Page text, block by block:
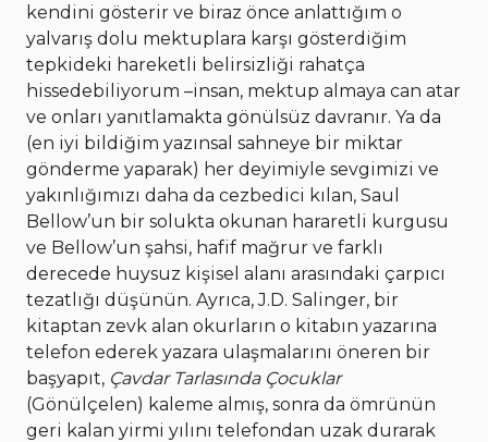
kendini gösterir ve biraz önce anlattığım o
yalvarış dolu mektuplara karşı gösterdiğim
tepkideki hareketli belirsizliği rahatça
hissedebiliyorum –insan, mektup almaya can atar
ve onları yanıtlamakta gönülsüz davranır. Ya da
(en iyi bildiğim yazınsal sahneye bir miktar
gönderme yaparak) her deyimiyle sevgimizi ve
yakınlığımızı daha da cezbedici kılan, Saul
Bellow’un bir solukta okunan hararetli kurgusu
ve Bellow’un şahsi, hafif mağrur ve farklı
derecede huysuz kişisel alanı arasındaki çarpıcı
tezatlığı düşünün. Ayrıca, J.D. Salinger, bir
kitaptan zevk alan okurların o kitabın yazarına
telefon ederek yazara ulaşmalarını öneren bir
başyapıt, Çavdar Tarlasında Çocuklar
(Gönülçelen) kaleme almış, sonra da ömrünün
geri kalan yirmi yılını telefondan uzak durarak